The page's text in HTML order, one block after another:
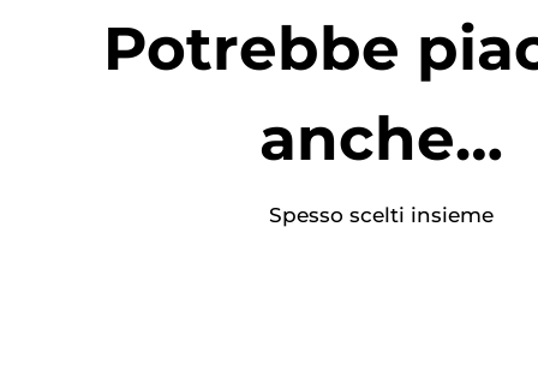
Potrebbe
anche…
Spesso scelti insieme